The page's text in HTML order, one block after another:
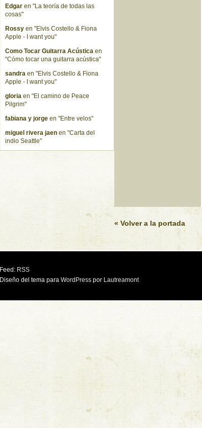
« Volver a la portada
Edgar en "La teoría de todas las
cosas"
Rossy en "Elvis Costello & Fiona
Apple - I want you"
Como Tocar Guitarra Acústica en
"Cómo tocar una guitarra acústica"
sandra en "Elvis Costello & Fiona
Apple - I want you"
gloria en "El camino de Peace
Pilgrim"
fabiana y jorge en "Entre velos"
miguel rivera jaen en "Carta del
indio Seattle"
Feed: RSS
Diseño del tema para WordPress por Lautreamont